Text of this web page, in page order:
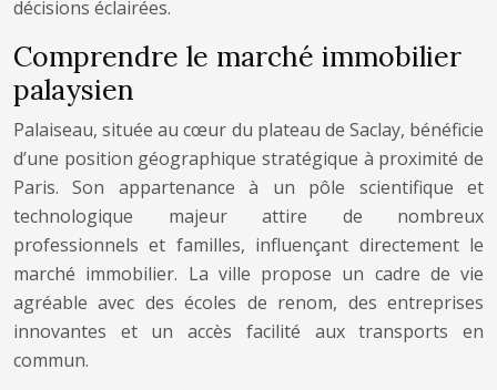
décisions éclairées.
Comprendre le marché immobilier
palaysien
Palaiseau, située au cœur du plateau de Saclay, bénéficie
d’une position géographique stratégique à proximité de
Paris. Son appartenance à un pôle scientifique et
technologique majeur attire de nombreux
professionnels et familles, influençant directement le
marché immobilier. La ville propose un cadre de vie
agréable avec des écoles de renom, des entreprises
innovantes et un accès facilité aux transports en
commun.